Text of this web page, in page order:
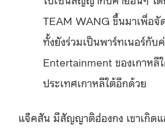
TEAM WANG ขึ้นมาเพื่อจั
ทั้งยังร่วมเป็นพาร์ทเนอร์กับ
Entertainment ของเกาหลี
ประเทศเกาหลีใต้อีกด้วย
แจ็คสัน มีสัญญาติฮ่องกง เขาเกิด